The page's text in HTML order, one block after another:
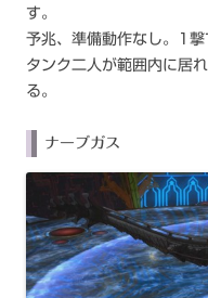
す。
予兆、準備動作なし。1
タンク二人が範囲内に居
る。
ナーブガス